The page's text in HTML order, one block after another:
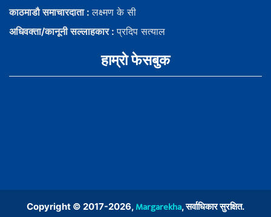
काठमाडौ समाचारदाता :लक्ष्मण के सी
अधिवक्ता/कानूनी सल्लाहकार :प्रदिप सत्याल
हाम्राे फेसबुक
Copyright © 2017-2026, Margarekha, सर्वाधिकार सुरक्षित.